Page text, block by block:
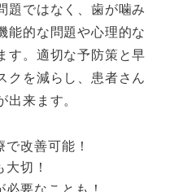
題ではなく、歯が噛み
能的な問題や心理的な
す。適切な予防策と早
クを減らし、患者さん
出来ます。
改善可能！
切！
要なことも！